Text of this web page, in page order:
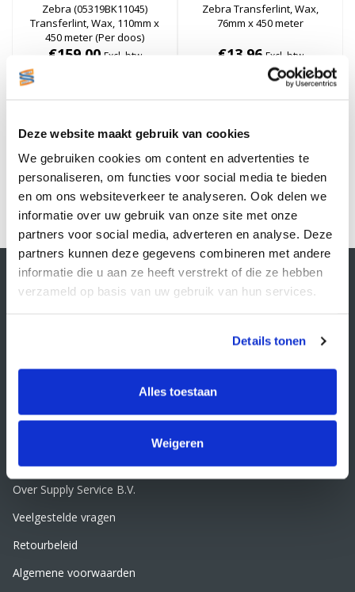
Deze website maakt gebruik van cookies
We gebruiken cookies om content en advertenties te
personaliseren, om functies voor social media te bieden
en om ons websiteverkeer te analyseren. Ook delen we
informatie over uw gebruik van onze site met onze
partners voor social media, adverteren en analyse. Deze
partners kunnen deze gegevens combineren met andere
informatie die u aan ze heeft verstrekt of die ze hebben
verzameld op basis van uw gebruik van hun services.
Details tonen
Alles toestaan
Weigeren
Zebra (05319BK11045)
Transferlint, Wax, 110mm x
450 meter (Per doos)
€159,00 Excl. btw
Zebra Transferlint, Wax,
76mm x 450 meter
€13,96 Excl. btw
Stukprijs: €13,96 / Per Rol
Incl. btw
1
Contactgegevens
Supply Service B.V.
KvK nummer: 66384737
BTW nummer: NL856526605B01
Contact
Over Supply Service B.V.
Veelgestelde vragen
Retourbeleid
Algemene voorwaarden